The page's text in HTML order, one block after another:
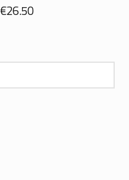
€26.50Prijsklasse:
€26.50